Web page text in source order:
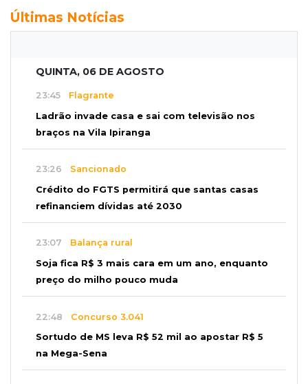
Últimas Notícias
QUINTA, 06 DE AGOSTO
23:45 Flagrante
Ladrão invade casa e sai com televisão nos
braços na Vila Ipiranga
23:26 Sancionado
Crédito do FGTS permitirá que santas casas
refinanciem dívidas até 2030
23:07 Balança rural
Soja fica R$ 3 mais cara em um ano, enquanto
preço do milho pouco muda
22:48 Concurso 3.041
Sortudo de MS leva R$ 52 mil ao apostar R$ 5
na Mega-Sena